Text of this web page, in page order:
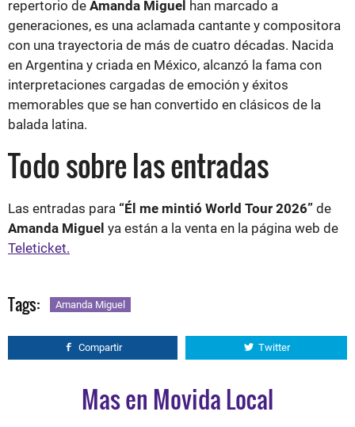
repertorio de Amanda Miguel han marcado a
generaciones, es una aclamada cantante y compositora
con una trayectoria de más de cuatro décadas. Nacida
en Argentina y criada en México, alcanzó la fama con
interpretaciones cargadas de emoción y éxitos
memorables que se han convertido en clásicos de la
balada latina.
Todo sobre las entradas
Las entradas para “Él me mintió World Tour 2026” de
Amanda Miguel ya están a la venta en la página web de
Teleticket.
Tags: Amanda Miguel
Compartir Twitter
Mas en Movida Local